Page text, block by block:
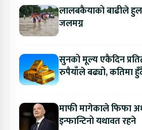
लालबकैयाको बाढीले
जलमग्न
सुनको मूल्य एकैदिन
रुपैयाँले बढ्यो, कतिमा
माफी मागेकाले फिफा
इन्फान्टिनो यथावत रहने